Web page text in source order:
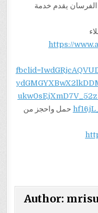
يقدم خدمة
https://
حمل واحجز من
Author: